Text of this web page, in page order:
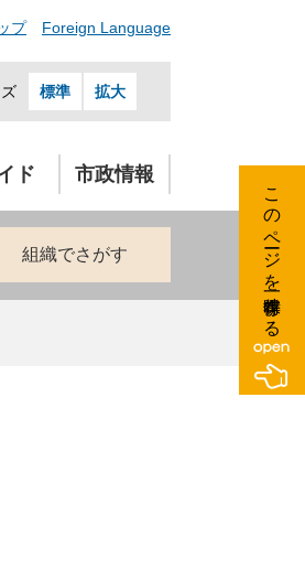
プ Foreign Language
標準 拡大
ド 市政情報
組織でさがす このページを一時保存する